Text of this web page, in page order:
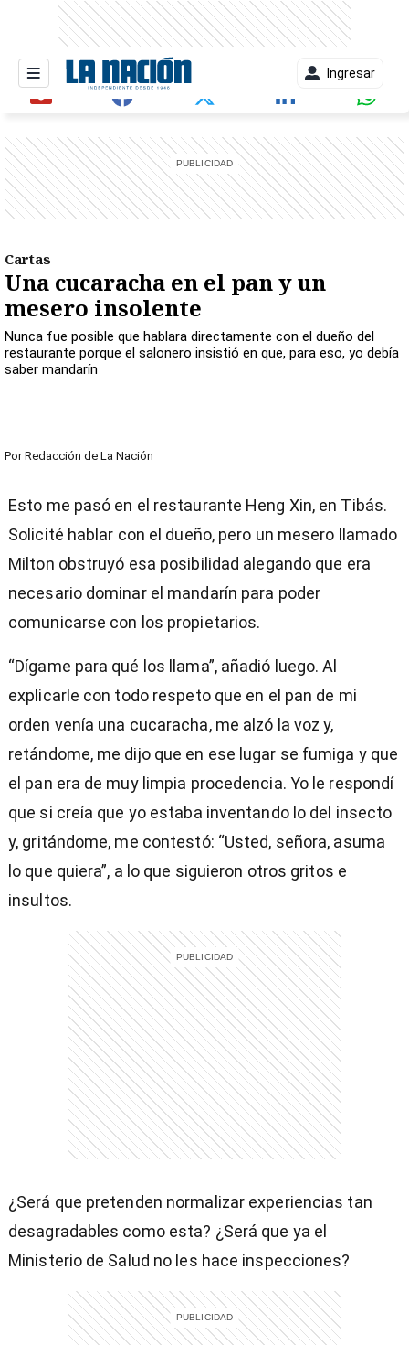
Ingresar
Cartas
Una cucaracha en el pan y un
mesero insolente
Nunca fue posible que hablara directamente con el dueño del
restaurante porque el salonero insistió en que, para eso, yo debía
saber mandarín
Por Redacción de La Nación
Esto me pasó en el restaurante Heng Xin, en Tibás.
Solicité hablar con el dueño, pero un mesero llamado
Milton obstruyó esa posibilidad alegando que era
necesario dominar el mandarín para poder
comunicarse con los propietarios.
“Dígame para qué los llama”, añadió luego. Al
explicarle con todo respeto que en el pan de mi
orden venía una cucaracha, me alzó la voz y,
retándome, me dijo que en ese lugar se fumiga y que
el pan era de muy limpia procedencia. Yo le respondí
que si creía que yo estaba inventando lo del insecto
y, gritándome, me contestó: “Usted, señora, asuma
lo que quiera”, a lo que siguieron otros gritos e
insultos.
¿Será que pretenden normalizar experiencias tan
desagradables como esta? ¿Será que ya el
Ministerio de Salud no les hace inspecciones?